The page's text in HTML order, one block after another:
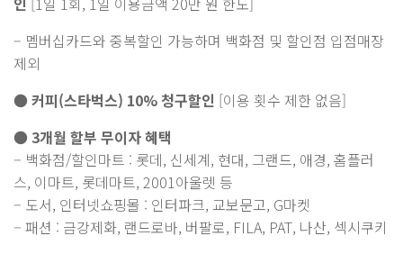
– 멤버십카드와 중복할인 가능하며 백화점 및 할인점 입점매장
제외
● 커피(스타벅스) 10% 청구할인 [이용 횟수 제한 없음]
● 3개월 할부 무이자 혜택
– 백화점/할인마트 : 롯데, 신세계, 현대, 그랜드, 애경, 홈플러
스, 이마트, 롯데마트, 2001아울렛 등
– 도서, 인터넷쇼핑몰 : 인터파크, 교보문고, G마켓
– 패션 : 금강제화, 랜드로바, 버팔로, FILA, PAT, 나산, 섹시쿠키